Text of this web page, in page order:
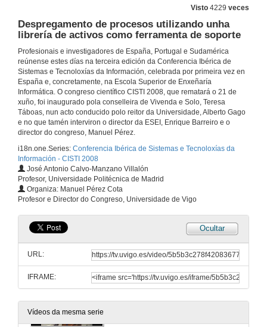
Visto 4229 veces
Despregamento de procesos utilizando unha
librería de activos como ferramenta de soporte
Profesionais e investigadores de España, Portugal e Sudamérica
reúnense estes días na terceira edición da Conferencia Ibérica de
Sistemas e Tecnoloxías da Información, celebrada por primeira vez en
España e, concretamente, na Escola Superior de Enxeñaría
Informática. O congreso científico CISTI 2008, que rematará o 21 de
xuño, foi inaugurado pola conselleira de Vivenda e Solo, Teresa
Táboas, nun acto conducido polo reitor da Universidade, Alberto Gago
e no que tamén interviron o director da ESEI, Enrique Barreiro e o
director do congreso, Manuel Pérez.
i18n.one.Series: Conferencia Ibérica de Sistemas e Tecnoloxías da
Información - CISTI 2008
José Antonio Calvo-Manzano Villalón
Profesor, Universidade Politécnica de Madrid
Organiza: Manuel Pérez Cota
Profesor e Director do Congreso, Universidade de Vigo
Ocultar
URL:
IFRAME:
Vídeos da mesma serie
Unha proposta e-learning: Embrión de Coñecemento
19 de xuño de 2008
19 de xuño de 2008
19 de xuño de 2008
Controlo de assiduidade em aulas efectuadas en Second-Life
19 de xuño de 2008
Modelos de negocio en Internet: a realidade portuguesa